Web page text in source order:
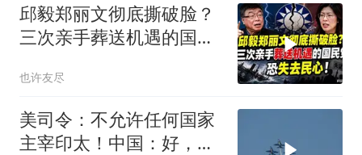
邱毅郑丽文彻底撕破脸？
三次亲手葬送机遇的国民
也许友尽
美司令：不允许任何国家
主宰印太！中国：好，轰